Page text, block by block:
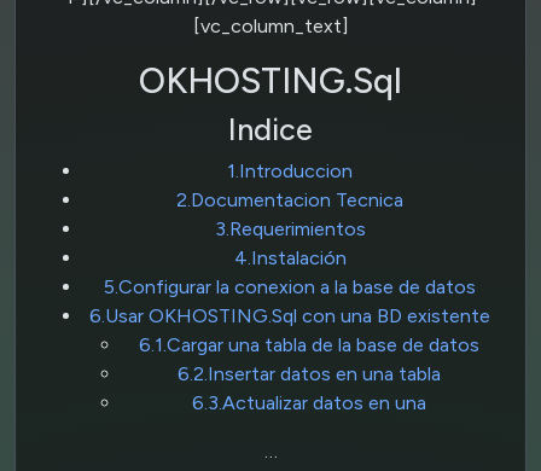
[vc_column_text]
OKHOSTING.Sql
Indice
1.Introduccion
2.Documentacion Tecnica
3.Requerimientos
4.Instalación
5.Configurar la conexion a la base de datos
6.Usar OKHOSTING.Sql con una BD existente
6.1.Cargar una tabla de la base de datos
6.2.Insertar datos en una tabla
6.3.Actualizar datos en una
…